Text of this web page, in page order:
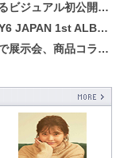
、KENらのコメントが到着！
念 ライブ@ニコ生」を配信決定!
商品コラボが実現！！